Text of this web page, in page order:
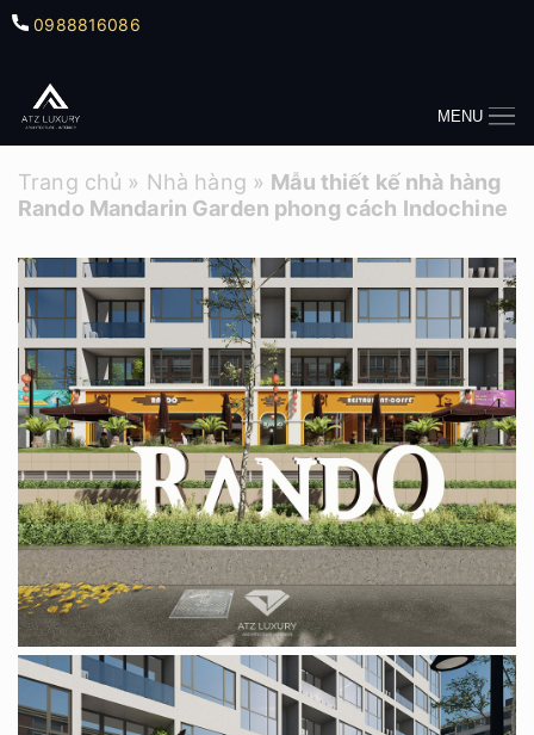
0988816086
MENU
Trang chủ » Nhà hàng » Mẫu thiết kế nhà hàng
Rando Mandarin Garden phong cách Indochine